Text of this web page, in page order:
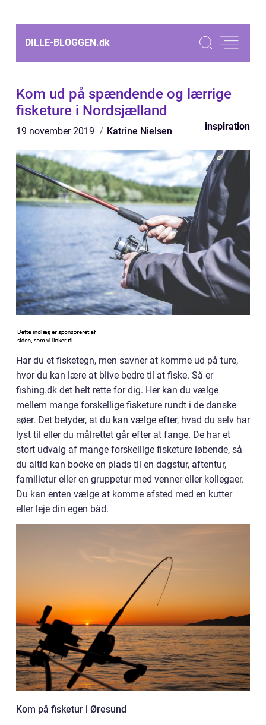
DILLE-BLOGGEN.dk
Kom ud på spændende og lærrige
fisketure i Nordsjælland
19 november 2019 Katrine Nielsen inspiration
Har du et fisketegn, men savner at komme ud på ture,
hvor du kan lære at blive bedre til at fiske. Så er
fishing.dk det helt rette for dig. Her kan du vælge
mellem mange forskellige fisketure rundt i de danske
søer. Det betyder, at du kan vælge efter, hvad du selv har
lyst til eller du målrettet går efter at fange. De har et
stort udvalg af mange forskellige fisketure løbende, så
du altid kan booke en plads til en dagstur, aftentur,
familietur eller en gruppetur med venner eller kollegaer.
Du kan enten vælge at komme afsted med en kutter
eller leje din egen båd.
Kom på fisketur i Øresund